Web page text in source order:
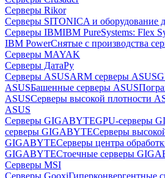
Серверы Rikor
Серверы SITONICA и оборудование
Серверы IBMIBM PureSystems: Flex
IBM PowerСнятые с производства
Серверы MAYAK
Серверы ДатаРу
Серверы ASUSARM серверы ASUS
ASUSБашенные серверы ASUS
ASUSСерверы высокой плотности
ASUS
Серверы GIGABYTEGPU-серверы
серверы GIGABYTEСерверы
GIGABYTEСерверы центра
GIGABYTEСтоечные серверы
Серверы MSI
Серверы GooxiГиперконвергентные